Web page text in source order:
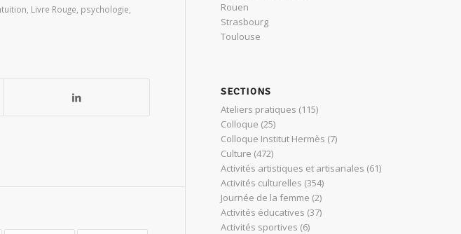
Livre Rouge psychologie
Rouen
Strasbourg
Toulouse
SECTIONS
Ateliers pratiques (115)
Colloque (25)
Colloque Institut Hermès (7)
Culture (472)
Activités artistiques et artisanales (61)
Activités culturelles (354)
Journée de la femme (2)
Activités éducatives (37)
Activités sportives (6)